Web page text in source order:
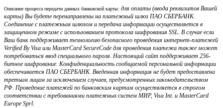
Описание процесса передачи данных банковской карты: для оплаты (ввода реквизитов Вашей
карты) Вы будете перенаправлены на платежный шлюз ПАО СБЕРБАНК.
Соединение с платежным шлюзом и передача информации осуществляется в
защищенном режиме с использованием протокола шифрования SSL. В случае если
Ваш банк поддерживает технологию безопасного проведения интернет-платежей
Verified By Visa или MasterCard SecureCode для проведения платежа также может
потребоваться ввод специального пароля. Настоящий сайт поддерживает 256-
битное шифрование. Конфиденциальность сообщаемой персональной информации
обеспечивается ПАО СБЕРБАНК. Введенная информация не будет предоставлена
третьим лицам за исключением случаев, предусмотренных законодательством
РФ. Проведение платежей по банковским картам осуществляется в строгом
соответствии с требованиями платежных систем МИР, Visa Int. и MasterCard
Europe Sprl.